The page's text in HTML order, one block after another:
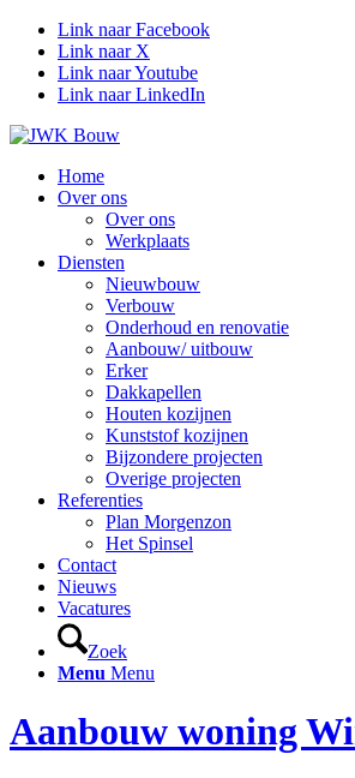
Link naar Facebook
Link naar X
Link naar Youtube
Link naar LinkedIn
Home
Over ons
Over ons
Werkplaats
Diensten
Nieuwbouw
Verbouw
Onderhoud en renovatie
Aanbouw/ uitbouw
Erker
Dakkapellen
Houten kozijnen
Kunststof kozijnen
Bijzondere projecten
Overige projecten
Referenties
Plan Morgenzon
Het Spinsel
Contact
Nieuws
Vacatures
Zoek
Menu Menu
Aanbouw woning